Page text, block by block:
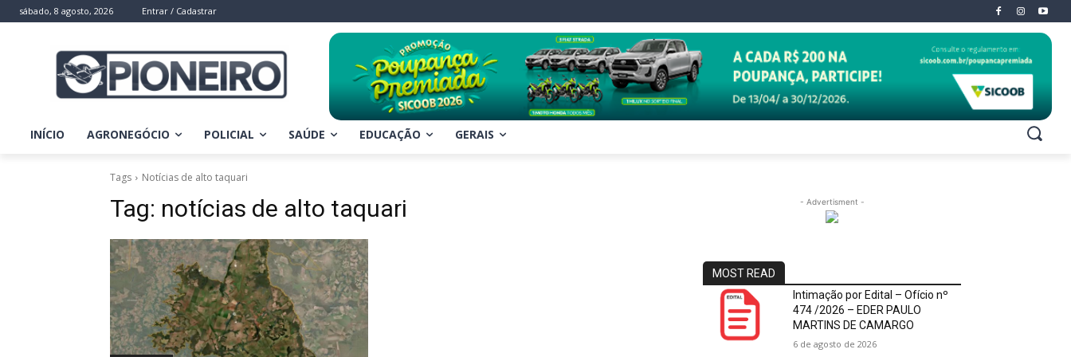
sábado, 8 agosto, 2026 Entrar / Cadastrar
INÍCIO AGRONEGÓCIO POLICIAL SAÚDE EDUCAÇÃO GERAIS
Tags Notícias de alto taquari
Tag: notícias de alto taquari - Advertisment -
MOST READ
Intimação por Edital – Ofício nº
474 /2026 – EDER PAULO
MARTINS DE CAMARGO
6 de agosto de 2026